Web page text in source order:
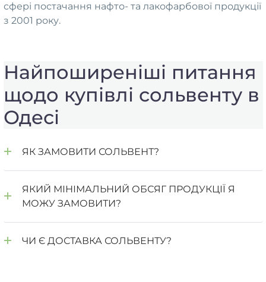
сфері постачання нафто- та лакофарбової продукції
з 2001 року.
Найпоширеніші питання
щодо купівлі сольвенту в
Одесі
ЯК ЗАМОВИТИ СОЛЬВЕНТ?
ЯКИЙ МІНІМАЛЬНИЙ ОБСЯГ ПРОДУКЦІЇ Я
МОЖУ ЗАМОВИТИ?
ЧИ Є ДОСТАВКА СОЛЬВЕНТУ?